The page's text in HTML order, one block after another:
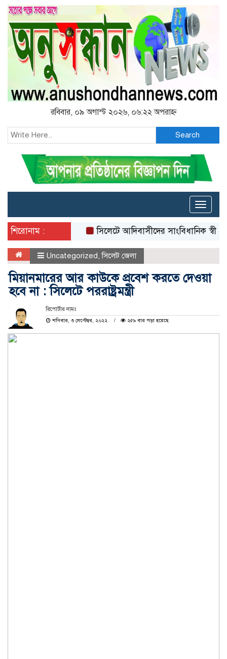
রবিবার, ০৯ অগাস্ট ২০২৬, ০৬:২২ অপরাহ্ন
Search
Toggle
শিরোনাম :
সিলেটে আদিবাসীদের সাংবিধানিক স্বীকৃতি
Uncategorized,সিলেট জেলা
মিয়ানমারের আর কাউকে প্রবেশ করতে দেওয়া
হবে না : সিলেটে পররাষ্ট্রমন্ত্রী
রিপোর্টার নামঃ
শনিবার, ৩ সেপ্টেম্বর, ২০২২
২৫৯ বার পড়া হয়েছে